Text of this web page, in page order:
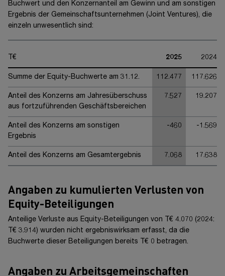
Buchwert und den Konzernanteil am Gewinn und am sonstigen
Ergebnis der Gemeinschaftsunternehmen (Joint Ventures), die
einzeln unwesentlich sind:
T€ 2025 2024
Summe der Equity-Buchwerte am 31.12. 112.477 117.626
Anteil des Konzerns am Jahresüberschuss
aus fortzuführenden Geschäftsbereichen
7.527 19.207
Anteil des Konzerns am sonstigen
Ergebnis
-460 -1.569
Anteil des Konzerns am Gesamtergebnis 7.068 17.638
Angaben zu kumulierten Verlusten von
Equity-Beteiligungen
Anteilige Verluste aus Equity-Beteiligungen von T€ 4.070 (2024:
T€ 3.914) wurden nicht ergebniswirksam erfasst, da die
Buchwerte dieser Beteiligungen bereits
T€ 0 betragen.
Angaben zu Arbeitsgemeinschaften